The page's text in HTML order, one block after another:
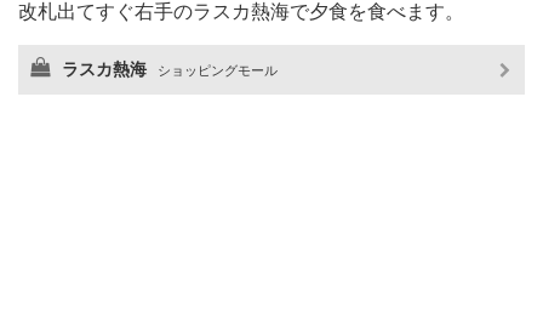
改札出てすぐ右手のラスカ熱海で夕食を食べます。
ラスカ熱海 ショッピングモール